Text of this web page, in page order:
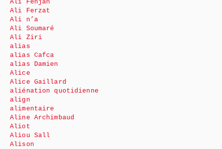
Ali Fenjan
Ali Ferzat
Ali n’a
Ali Soumaré
Ali Ziri
alias
alias Cafca
alias Damien
Alice
Alice Gaillard
aliénation quotidienne
align
alimentaire
Aline Archimbaud
Aliot
Aliou Sall
Alison